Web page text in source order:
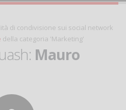
di condivisione sui social network
della categoria 'Marketing'
Mauro